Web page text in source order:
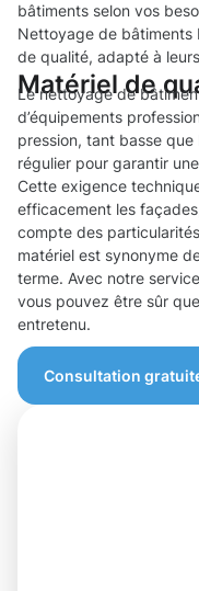
bâtiments selon vos
Nettoyage de bâtiments
de qualité, adapté à
Matériel de
Le nettoyage de
d’équipements
pression, tant basse
régulier pour garantir
Cette exigence
efficacement les
compte des
matériel est synonyme
terme. Avec notre
vous pouvez être sûr
entretenu.
Consultation